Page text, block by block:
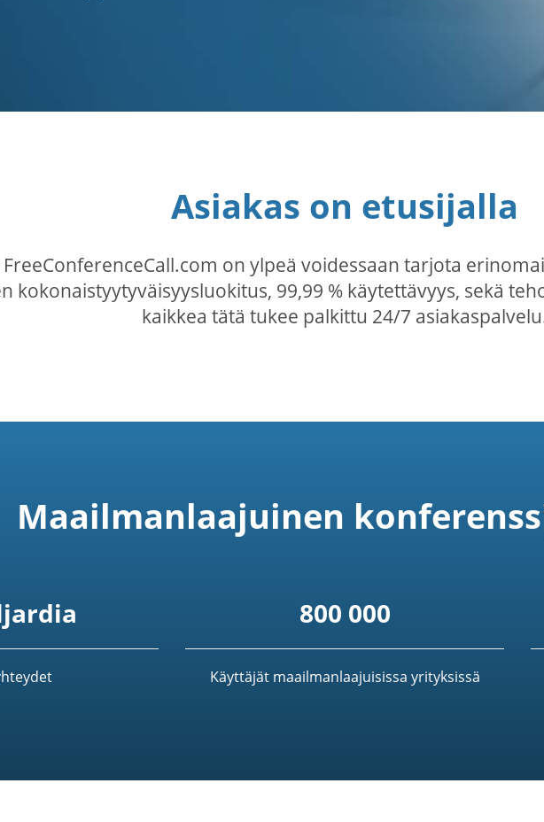
Asiakas on etusijalla
FreeConferenceCall.com on ylpeä voidessaan tarjota
kokonaistyytyväisyysluokitus, 99,99 % käytettävyys, sekä
kaikkea tätä tukee palkittu 24/7
Maailmanlaajuinen
800 000
Käyttäjät maailmanlaajuisissa yrityksissä